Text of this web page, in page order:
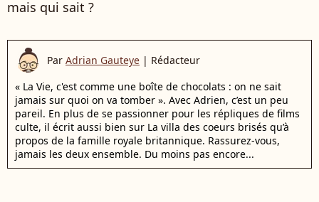
mais qui sait ?
Par Adrian Gauteye | Rédacteur
« La Vie, c'est comme une boîte de chocolats : on ne sait
jamais sur quoi on va tomber ». Avec Adrien, c’est un peu
pareil. En plus de se passionner pour les répliques de films
culte, il écrit aussi bien sur La villa des coeurs brisés qu’à
propos de la famille royale britannique. Rassurez-vous,
jamais les deux ensemble. Du moins pas encore...